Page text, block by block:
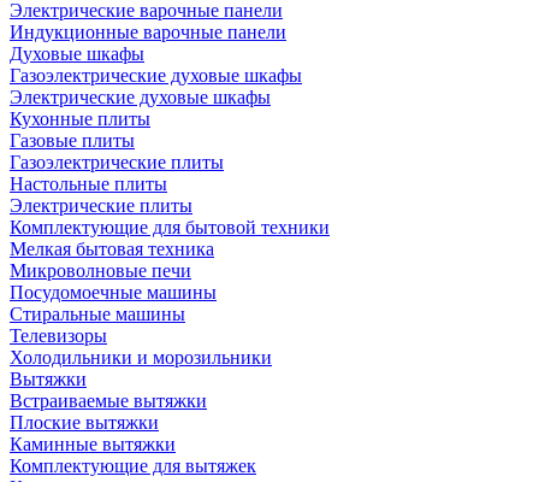
Электрические варочные панели
Индукционные варочные панели
Духовые шкафы
Газоэлектрические духовые шкафы
Электрические духовые шкафы
Кухонные плиты
Газовые плиты
Газоэлектрические плиты
Настольные плиты
Электрические плиты
Комплектующие для бытовой техники
Мелкая бытовая техника
Микроволновые печи
Посудомоечные машины
Стиральные машины
Телевизоры
Холодильники и морозильники
Вытяжки
Встраиваемые вытяжки
Плоские вытяжки
Каминные вытяжки
Комплектующие для вытяжек